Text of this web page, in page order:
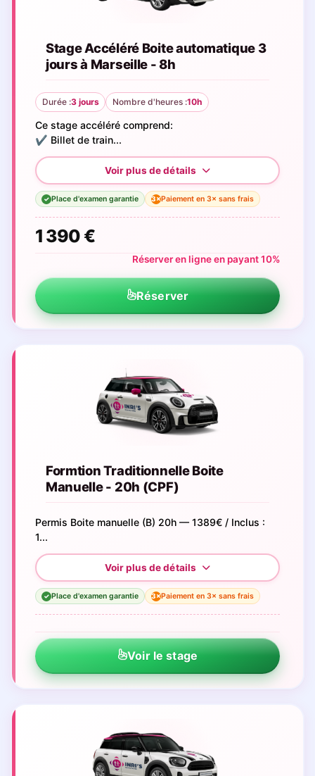
Stage Accéléré Boite automatique 3
jours à Marseille - 8h
Durée :3 jours Nombre d'heures :10h
Ce stage accéléré comprend:
✔️ Billet de train...
✓ Place d'examen garantie 3×Paiement en 3× sans frais
1 390 €
Réserver en ligne en payant 10%
Réserver
Formtion Traditionnelle Boite
Manuelle - 20h (CPF)
Permis Boite manuelle (B) 20h — 1389€ / Inclus :
1...
✓ Place d'examen garantie 3×Paiement en 3× sans frais
Voir le stage